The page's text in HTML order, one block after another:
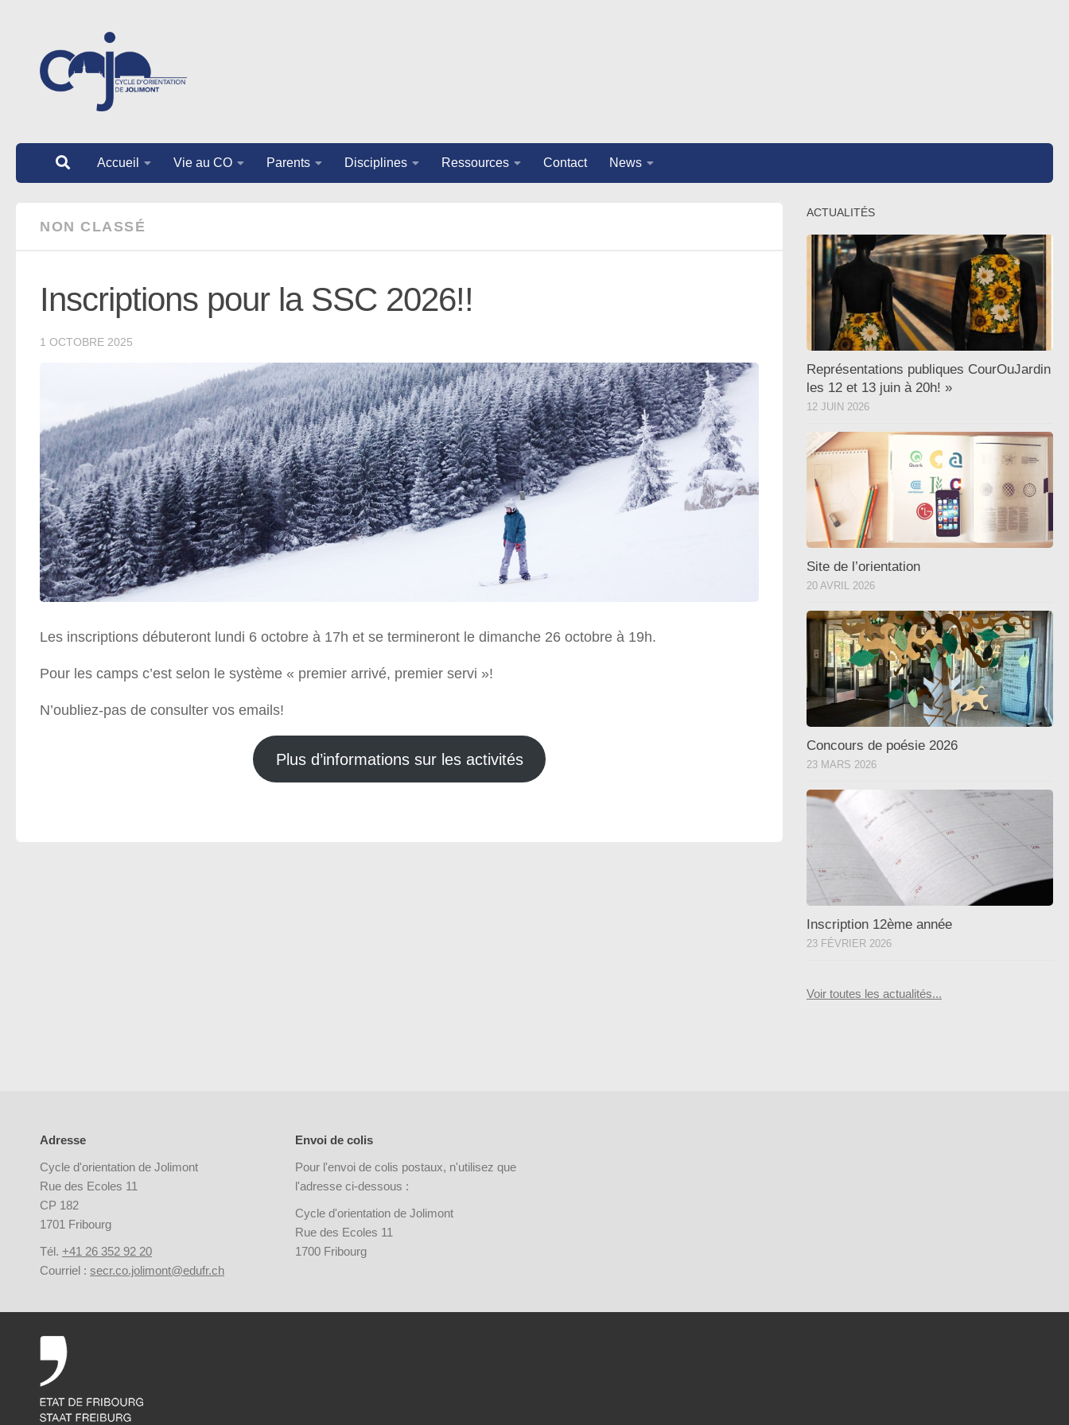
Accueil Vie au CO Parents Disciplines Ressources Contact News
NON CLASSÉ
Inscriptions pour la SSC 2026!!
1 OCTOBRE 2025
Les inscriptions débuteront lundi 6 octobre à 17h et se termineront le dimanche 26 octobre à 19h.
Pour les camps c’est selon le système « premier arrivé, premier servi »!
N’oubliez-pas de consulter vos emails!
Plus d’informations sur les activités
ACTUALITÉS
Représentations publiques CourOuJardin
les 12 et 13 juin à 20h! »
12 JUIN 2026
Site de l’orientation
20 AVRIL 2026
Concours de poésie 2026
23 MARS 2026
Inscription 12ème année
23 FÉVRIER 2026
Voir toutes les actualités...
Adresse
Cycle d'orientation de Jolimont
Rue des Ecoles 11
CP 182
1701 Fribourg
Tél. +41 26 352 92 20
Courriel : secr.co.jolimont@edufr.ch
Envoi de colis
Pour l'envoi de colis postaux, n'utilisez que
l'adresse ci-dessous :
Cycle d'orientation de Jolimont
Rue des Ecoles 11
1700 Fribourg